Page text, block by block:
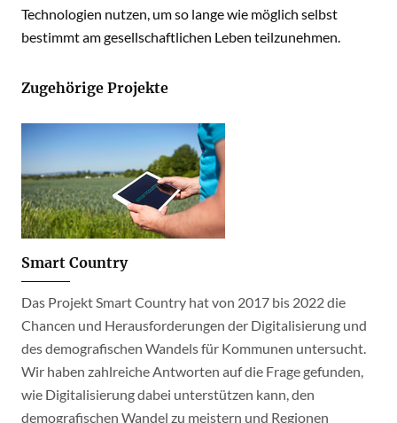
Technologien nutzen, um so lange wie möglich selbst
bestimmt am gesellschaftlichen Leben teilzunehmen.
Zugehörige Projekte
Smart Country
Das Projekt Smart Country hat von 2017 bis 2022 die
Chancen und Herausforderungen der Digitalisierung und
des demografischen Wandels für Kommunen untersucht.
Wir haben zahlreiche Antworten auf die Frage gefunden,
wie Digitalisierung dabei unterstützen kann, den
demografischen Wandel zu meistern und Regionen